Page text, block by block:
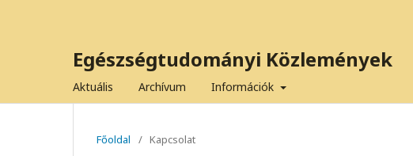
Egészségtudományi Közlemények
Aktuális Archívum Információk
Főoldal / Kapcsolat